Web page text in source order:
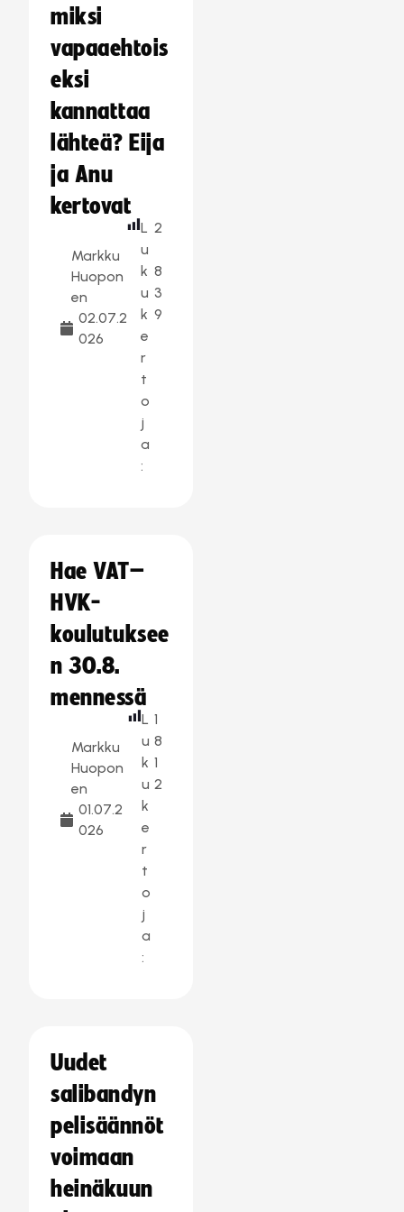
miksi
vapaaehtois
eksi
kannattaa
lähteä? Eija
ja Anu
kertovat
Markku
Huopon
en
02.07.2
026
L
u
k
u
k
e
r
t
o
j
a
:
2
8
3
9
Hae VAT–
HVK-
koulutuksee
n 30.8.
mennessä
Markku
Huopon
en
01.07.2
026
L
u
k
u
k
e
r
t
o
j
a
:
1
8
1
2
Uudet
salibandyn
pelisäännöt
voimaan
heinäkuun